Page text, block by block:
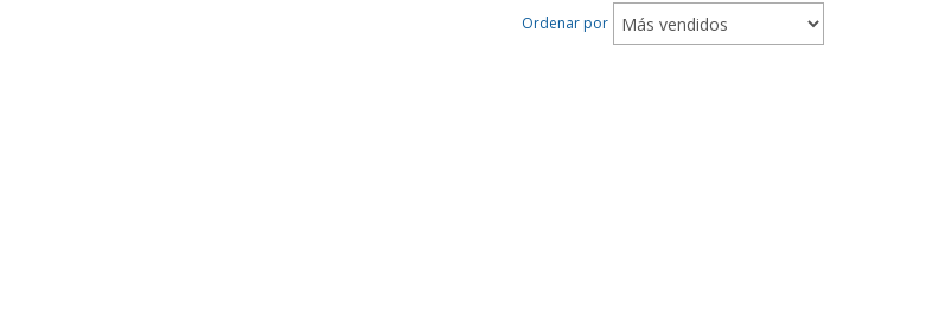
Ordenar por